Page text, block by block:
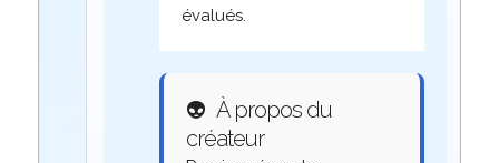
évalués.
👽 À propos du
créateur